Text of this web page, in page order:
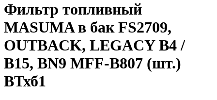
Фильтр топливный
MASUMA в бак FS2709,
OUTBACK, LEGACY B4 /
B15, BN9 MFF-B807 (шт.)
ВТхб1